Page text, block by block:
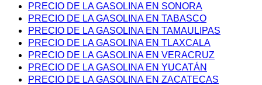
PRECIO DE LA GASOLINA EN SONORA
PRECIO DE LA GASOLINA EN TABASCO
PRECIO DE LA GASOLINA EN TAMAULIPAS
PRECIO DE LA GASOLINA EN TLAXCALA
PRECIO DE LA GASOLINA EN VERACRUZ
PRECIO DE LA GASOLINA EN YUCATÁN
PRECIO DE LA GASOLINA EN ZACATECAS